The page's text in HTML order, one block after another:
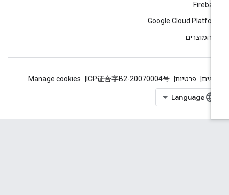
Google Cloud
המוצרים
פרטיות ICP证合字B2-20070004号
Manage cookies